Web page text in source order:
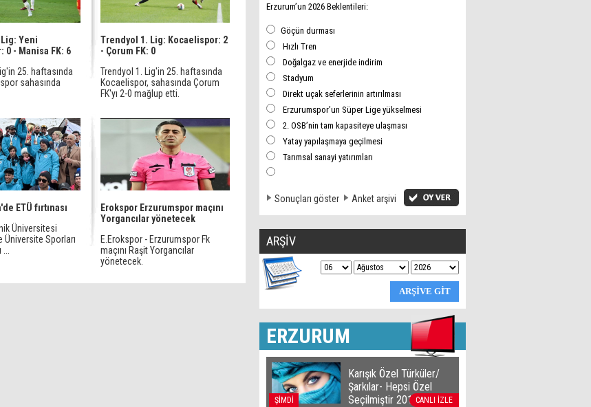
Yeni
0 - Manisa FK: 6
25. haftasında
sahasında
Trendyol 1. Lig: Kocaelispor: 2
- Çorum FK: 0
Trendyol 1. Lig'in 25. haftasında
Kocaelispor, sahasında Çorum
FK'yı 2-0 mağlup etti.
ETÜ fırtınası
Üniversitesi
Üniversite Sporları
Erokspor Erzurumspor maçını
Yorgancılar yönetecek
E.Erokspor - Erzurumspor Fk
maçını Raşit Yorgancılar
yönetecek.
Erzurum’un 2026 Beklentileri:
Göçün durması
Hızlı Tren
Doğalgaz ve enerjide indirim
Stadyum
Direkt uçak seferlerinin artırılması
Erzurumspor’un Süper Lige yükselmesi
2. OSB’nin tam kapasiteye ulaşması
Yatay yapılaşmaya geçilmesi
Tarımsal sanayi yatırımları
Sonuçları göster Anket arşivi
ARŞİV
ERZURUM
ŞİMDİ CANLI İZLE
Karışık Özel Türküler/
Şarkılar- Hepsi Özel
Seçilmiştir 2016